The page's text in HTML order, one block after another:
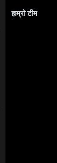
हाम्रो टीम